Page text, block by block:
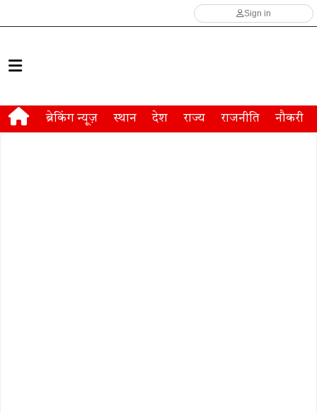
Sign in
ब्रेकिंग न्यूज़ स्थान देश राज्य राजनीति नौकरी